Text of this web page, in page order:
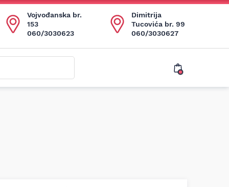
Vojvođanska br.
153
060/3030623
Dimitrija
Tucovića br. 99
060/3030627